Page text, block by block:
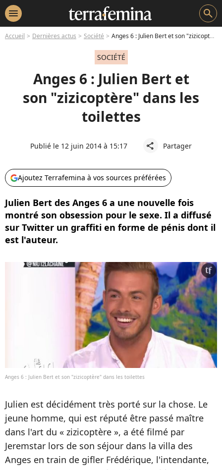
menu search
Accueil Dernières actus Société Anges 6 : Julien Bert et son "zizicoptère" dans les toilettes
SOCIÉTÉ
Anges 6 : Julien Bert et
son "zizicoptère" dans les
toilettes
Publié le 12 juin 2014 à 15:17 share Partager
Ajoutez Terrafemina à vos sources préférées
Julien Bert des Anges 6 a une nouvelle fois
montré son obsession pour le sexe. Il a diffusé
sur Twitter un graffiti en forme de pénis dont il
est l'auteur.
Anges 6 : Julien Bert et son "zizicoptère" dans les toilettes
Julien est décidément très porté sur la chose. Le
jeune homme, qui est réputé être passé maître
dans l'art du « zizicoptère », a été filmé par
Jeremstar lors de son séjour dans la villa des
Anges en train de gifler Frédérique, l'intendante,